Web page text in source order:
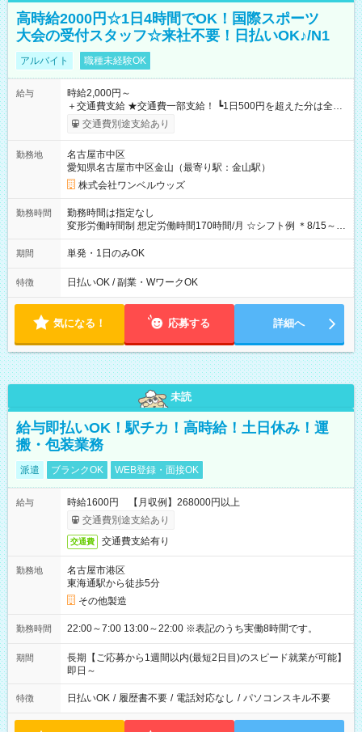
高時給2000円☆1日4時間でOK！国際スポーツ
大会の受付スタッフ☆来社不要！日払いOK♪/N1
アルバイト 職種未経験OK
給与
時給2,000円～
＋交通費支給 ★交通費一部支給！ ┗1日500円を超えた分は全額
支給！ ※往復500円以内の方は自己負担となります ★日払い
OK！（規定あり） ┗働いたその日に現金GET♪ お仕事後はコン
期間なし
交通費別途支給あり
勤務地
名古屋市中区
愛知県名古屋市中区金山（最寄り駅：金山駅）
株式会社ワンベルウッズ
勤務時間
勤務時間は指定なし
変形労働時間制 想定労働時間170時間/月 ☆シフト例 ＊8/15～
10/26 全日共通 08：00～12：00 17：00～21：00 ＊8/31
～9/19のみ下記シフトもあります！ 12：00～16：00 ＊9/6～
00
期間 単発・1日のみOK
特徴 日払いOK / 副業・WワークOK
気になる！ 応募する 詳細へ
未読
給与即払いOK！駅チカ！高時給！土日休み！運
搬・包装業務
派遣 ブランクOK WEB登録・面接OK
給与
時給1600円 【月収例】268000円以上
交通費別途支給あり
交通費 交通費支給有り
勤務地
名古屋市港区
東海通駅から徒歩5分
その他製造
勤務時間 22:00～7:00 13:00～22:00 ※表記のうち実働8時間です。
期間
長期【ご応募から1週間以内(最短2日目)のスピード就業が可能】
即日～
特徴 日払いOK / 履歴書不要 / 電話対応なし / パソコンスキル不要